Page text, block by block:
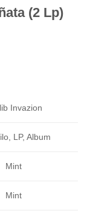
Añadir
a la
(2 Lp)
Invazion
LP, Album
Mint
Mint